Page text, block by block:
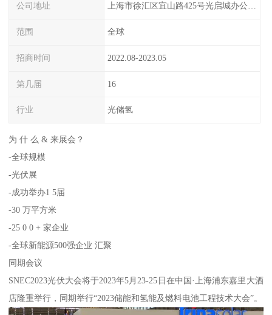
公司地址 上海市徐汇区宜山路425号光启城办公楼905-907室
范围 全球
招商时间 2022.08-2023.05
第几届 16
行业 光储氢
为 什 么 & 来展会？
-全球规模
-光伏展
-成功举办1 5届
-30 万平方米
-25 0 0 + 家企业
-全球新能源500强企业 汇聚
同期会议
SNEC2023光伏大会将于2023年5月23-25日在中国·上海浦东嘉里大酒
店隆重举行，同期举行“2023储能和氢能及燃料电池工程技术大会”。